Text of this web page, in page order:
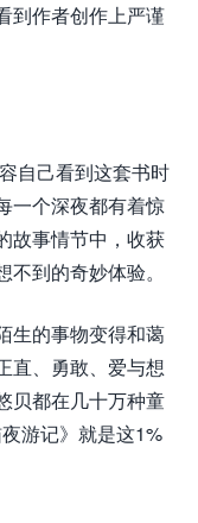
到作者创作上严谨
自己看到这套书时
一个深夜都有着惊
故事情节中，收获
到的奇妙体验。
生的事物变得和蔼
直、勇敢、爱与想
贝都在几十万种童
游记》就是这1%